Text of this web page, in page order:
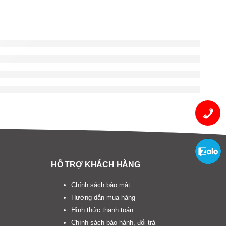
HỖ TRỢ KHÁCH HÀNG
Chính sách bảo mật
Hướng dẫn mua hàng
Hình thức thanh toán
Chính sách bảo hành, đổi trả